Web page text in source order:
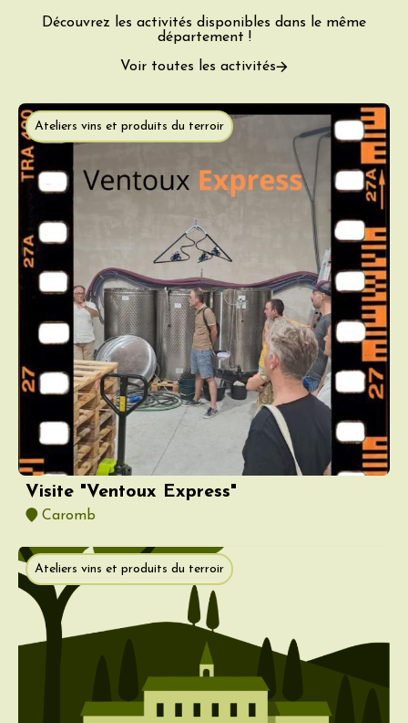
Découvrez les activités disponibles dans le même
département !
Voir toutes les activités
Ateliers vins et produits du terroir
Visite "Ventoux Express"
Caromb
Ateliers vins et produits du terroir